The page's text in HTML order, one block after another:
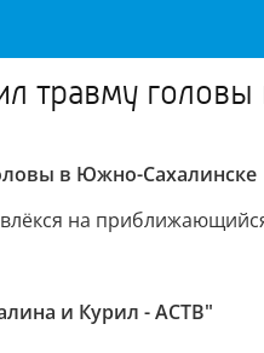
травму
в Южно-Сахалинске
на
и Курил - АСТВ"